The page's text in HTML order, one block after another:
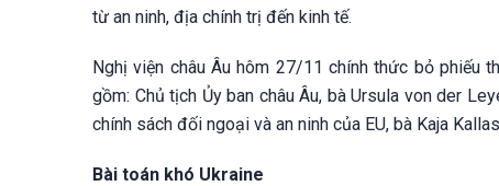
từ an ninh, địa chính trị đến kinh tế.
Nghị viện châu Âu hôm 27/11 chính thức bỏ phiếu
gồm: Chủ tịch Ủy ban châu Âu, bà Ursula von der
chính sách đối ngoại và an ninh của EU, bà Kaja
Bài toán khó Ukraine